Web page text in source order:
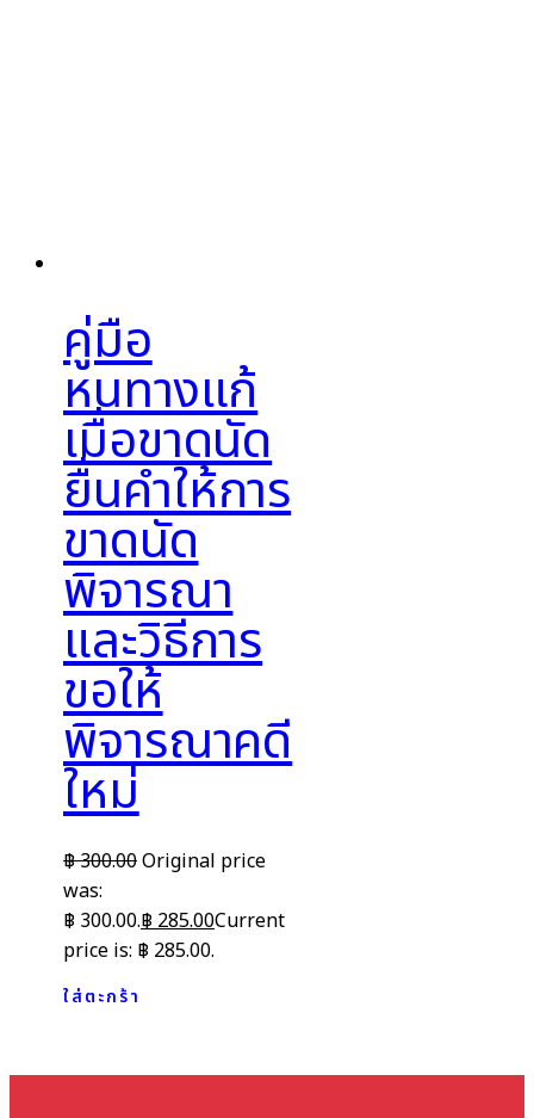
คู่มือ
หนทางแก้
เมื่อขาดนัด
ยื่นคำให้การ
ขาดนัด
พิจารณา
และวิธีการ
ขอให้
พิจารณาคดี
ใหม่
฿300.00Original price
was:
฿ 300.00.฿285.00Current
price is: ฿ 285.00.
ใส่ตะกร้า